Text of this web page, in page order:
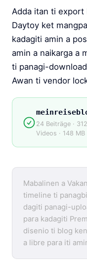
Adda itan ti
Daytoy ket
kadagiti amin a
amin a naikarga a
ti panagi-
Awan ti vendor
24 Beiträge ·
Videos · 148 MB
Mabalinen a
timeline ti
dagiti panagi-
para kadagiti
disenio ti blog
a libre para iti